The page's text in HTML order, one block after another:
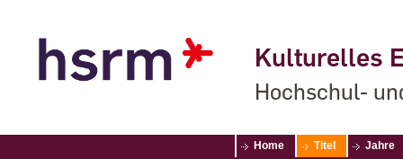
Kulturelles
Hochschul-
Home Titel Jahre